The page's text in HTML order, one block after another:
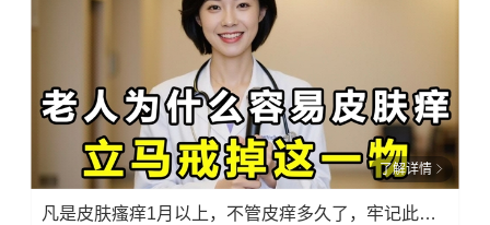
了解详情
凡是皮肤瘙痒1月以上，不管皮痒多久了，牢记此法，快！准！狠！